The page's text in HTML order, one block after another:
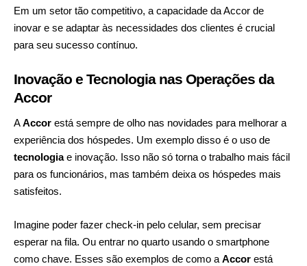
Em um setor tão competitivo, a capacidade da Accor de
inovar e se adaptar às necessidades dos clientes é crucial
para seu sucesso contínuo.
Inovação e Tecnologia nas Operações da
Accor
AAccor está sempre de olho nas novidades para melhorar a
experiência dos hóspedes. Um exemplo disso é o uso de
tecnologiae inovação. Isso não só torna o trabalho mais fácil
para os funcionários, mas também deixa os hóspedes mais
satisfeitos.
Imagine poder fazer check-in pelo celular, sem precisar
esperar na fila. Ou entrar no quarto usando o smartphone
como chave. Esses são exemplos de como a Accor está